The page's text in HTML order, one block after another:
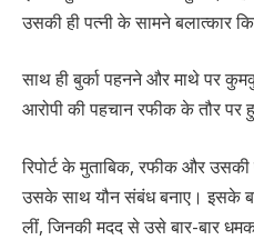
उसकी ही पत्नी के सामने बलात्कार
साथ ही बुर्का पहनने और माथे पर
आरोपी की पहचान रफीक के तौर पर
रिपोर्ट के मुताबिक, रफीक और
उसके साथ यौन संबंध बनाए। इसके
लीं, जिनकी मदद से उसे बार-बार